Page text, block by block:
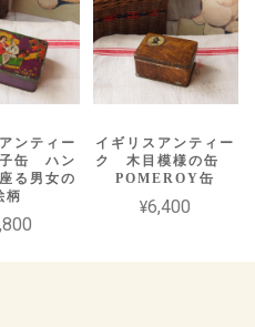
ンティー
缶 ハン
る男女の
柄
イギリスアンティー
ク 木目模様の缶
POMEROY缶
¥6,400